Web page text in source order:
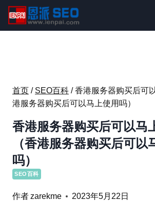
内
首页 / SEO百科 / 香港服务器购买后可
港服务器购买后可以马上使用吗）
香港服务器购买后可以马
（香港服务器购买后可以
吗）
SEO百科
作者zarekme 2023年5月22日